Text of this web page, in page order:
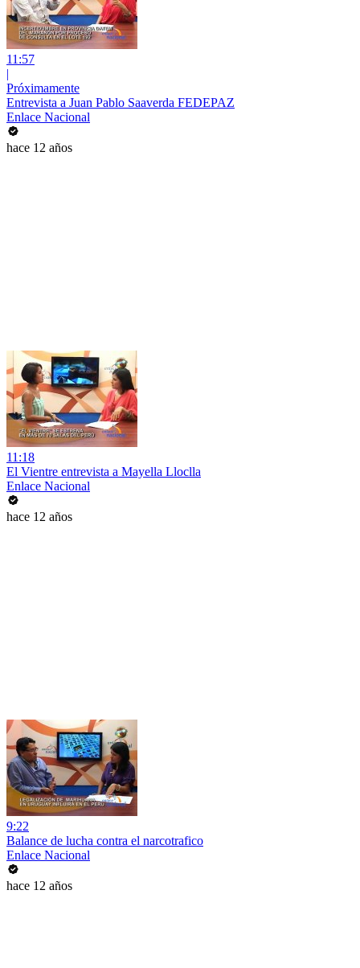
11:57
|
Próximamente
Entrevista a Juan Pablo Saaverda FEDEPAZ
Enlace Nacional
hace 12 años
11:18
El Vientre entrevista a Mayella Lloclla
Enlace Nacional
hace 12 años
9:22
Balance de lucha contra el narcotrafico
Enlace Nacional
hace 12 años